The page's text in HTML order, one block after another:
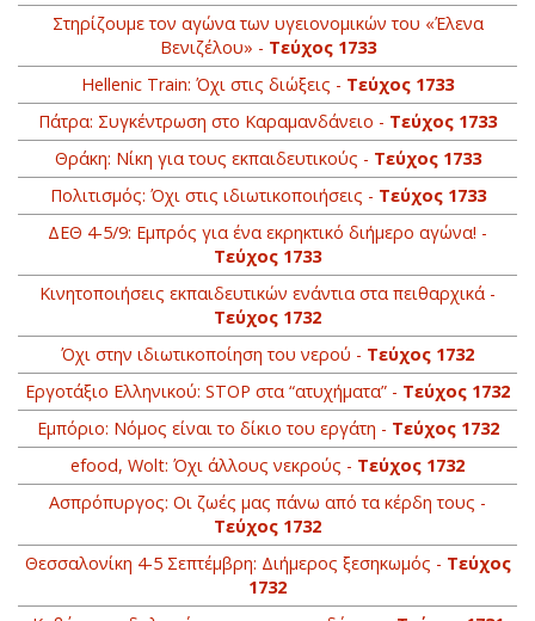
Στηρίζουμε τον αγώνα των υγειονομικών του «Έλενα
Βενιζέλου» - Τεύχος 1733
Hellenic Train: Όχι στις διώξεις - Τεύχος 1733
Πάτρα: Συγκέντρωση στο Καραμανδάνειο - Τεύχος 1733
Θράκη: Νίκη για τους εκπαιδευτικούς - Τεύχος 1733
Πολιτισμός: Όχι στις ιδιωτικοποιήσεις - Τεύχος 1733
ΔΕΘ 4-5/9: Εμπρός για ένα εκρηκτικό διήμερο αγώνα! -
Τεύχος 1733
Κινητοποιήσεις εκπαιδευτικών ενάντια στα πειθαρχικά -
Τεύχος 1732
Όχι στην ιδιωτικοποίηση του νερού - Τεύχος 1732
Εργοτάξιο Ελληνικού: STOP στα “ατυχήματα” - Τεύχος 1732
Εμπόριο: Νόμος είναι το δίκιο του εργάτη - Τεύχος 1732
efood, Wolt: Όχι άλλους νεκρούς - Τεύχος 1732
Ασπρόπυργος: Οι ζωές μας πάνω από τα κέρδη τους -
Τεύχος 1732
Θεσσαλονίκη 4-5 Σεπτέμβρη: Διήμερος ξεσηκωμός - Τεύχος
1732